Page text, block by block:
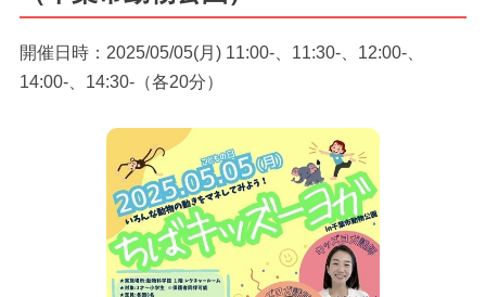
開催日時：2025/05/05(月) 11:00-、11:30-、12:00-、
14:00-、14:30-（各20分）